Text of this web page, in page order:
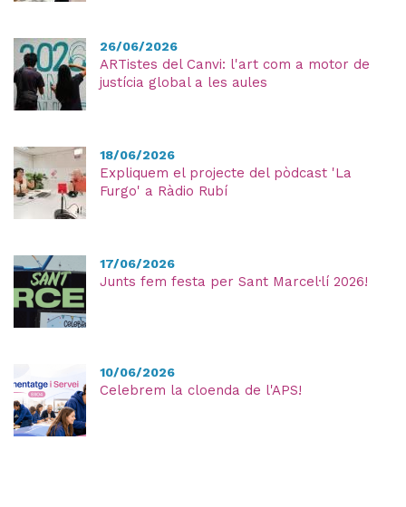
26/06/2026
ARTistes del Canvi: l'art com a motor de
justícia global a les aules
18/06/2026
Expliquem el projecte del pòdcast 'La
Furgo' a Ràdio Rubí
17/06/2026
Junts fem festa per Sant Marcel·lí 2026!
10/06/2026
Celebrem la cloenda de l'APS!